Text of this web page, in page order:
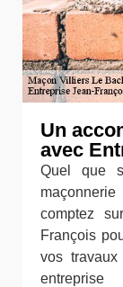
Un
avec
Quel que
comptez
François
vos